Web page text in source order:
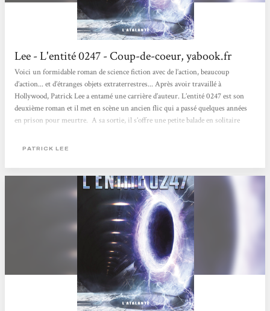
Lee - L'entité 0247 - Coup-de-coeur, yabook.fr
Voici un formidable roman de science fiction avec de l’action, beaucoup
d’action... et d’étranges objets extraterrestres... Après avoir travaillé à
Hollywood, Patrick Lee a entamé une carrière d’auteur. L’entité 0247 est son
deuxième roman et il met en scène un ancien flic qui a passé quelques années
en prison pour meurtre. A sa sortie, il s’offre une petite balade en solitaire
sentier, il tombe sur la carcasse d’un avion qui s’est craché. Curieusement,...
PATRICK LEE